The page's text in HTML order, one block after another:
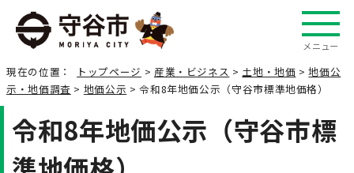
メニュー
現在の位置： トップページ > 産業・ビジネス > 土地・地価 >地価公
示・地価調査 > 地価公示 > 令和8年地価公示（守谷市標準地価格）
令和8年地価公示（守谷市標